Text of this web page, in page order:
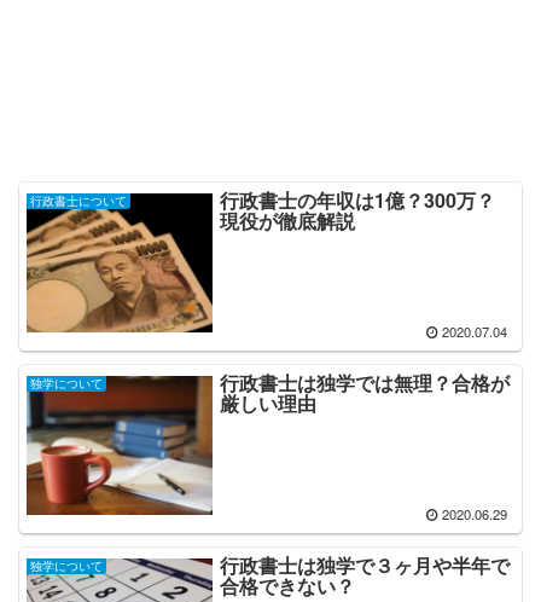
行政書士について 行政書士の年収は1億？300万？
現役が徹底解説
2020.07.04
独学について 行政書士は独学では無理？合格が
厳しい理由
2020.06.29
独学について 行政書士は独学で３ヶ月や半年で
合格できない？